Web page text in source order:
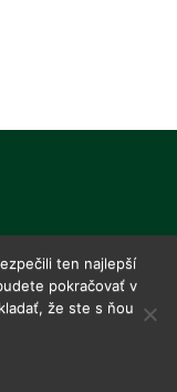
ten najlepší
pokračovať v
že ste s ňou